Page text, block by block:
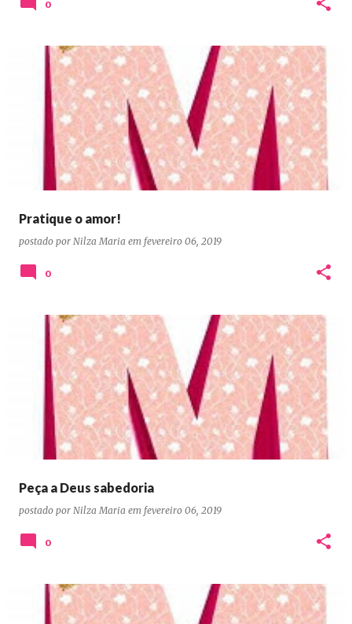
0
Pratique o amor!
postado por Nilza Maria em fevereiro 06, 2019
0
Peça a Deus sabedoria
postado por Nilza Maria em fevereiro 06, 2019
0